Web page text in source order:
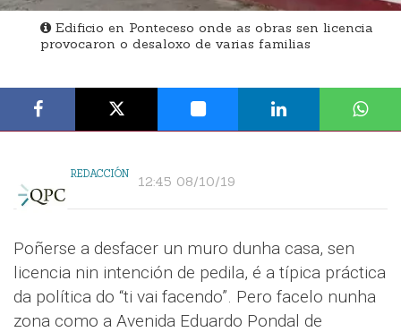
Edificio en Ponteceso onde as obras sen licencia
provocaron o desaloxo de varias familias
REDACCIÓN 12:45 08/10/19
Poñerse a desfacer un muro dunha casa, sen
licencia nin intención de pedila, é a típica práctica
da política do “ti vai facendo”. Pero facelo nunha
zona como a Avenida Eduardo Pondal de